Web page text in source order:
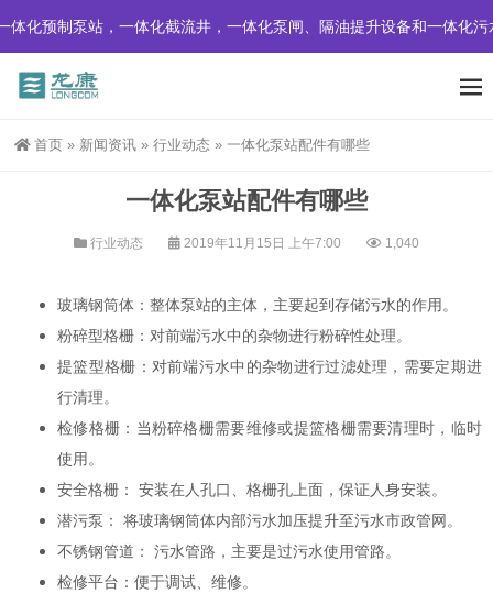
化预制泵站，一体化截流井，一体化泵闸、隔油提升设备和一体化污
首页 » 新闻资讯 » 行业动态 » 一体化泵站配件有哪些
一体化泵站配件有哪些
行业动态 2019年11月15日 上午7:00 1,040
玻璃钢筒体：整体泵站的主体，主要起到存储污水的作用。
粉碎型格栅：对前端污水中的杂物进行粉碎性处理。
提篮型格栅：对前端污水中的杂物进行过滤处理，需要定期进
行清理。
检修格栅：当粉碎格栅需要维修或提篮格栅需要清理时，临时
使用。
安全格栅： 安装在人孔口、格栅孔上面，保证人身安装。
潜污泵： 将玻璃钢筒体内部污水加压提升至污水市政管网。
不锈钢管道： 污水管路，主要是过污水使用管路。
检修平台：便于调试、维修。